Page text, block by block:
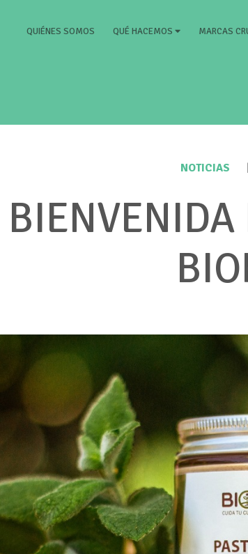
QUIÉNES SOMOS (CURRENT)
QUÉ HACEMOS MARCAS
NOTICIAS